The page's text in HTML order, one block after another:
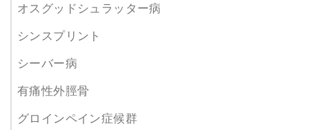
オスグッドシュラッター病
シンスプリント
シーバー病
有痛性外脛骨
グロインペイン症候群